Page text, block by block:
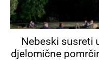
Nebeski susreti
djelomične